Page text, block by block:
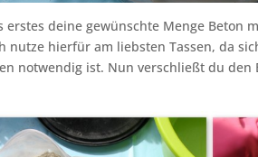
erstes deine gewünschte Menge Beton
nutze hierfür am liebsten Tassen, da
notwendig ist. Nun verschließt du den